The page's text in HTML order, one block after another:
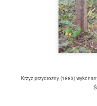
Krzyż przydrożny (1883)
miejscowości wywodzi się
to Bratkenhaw, czy
Pogórze Dynowskie -
Pojedyncze, odosobnione
pobudzały wyobraźnię
na pokolenie.
Połom, nazywana również